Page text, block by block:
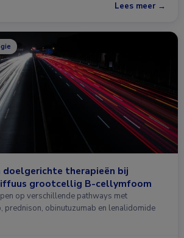
Lees meer →
doelgerichte therapieën bij
grootcellig B-cellymfoom
op verschillende pathways met
prednison, obinutuzumab en lenalidomide